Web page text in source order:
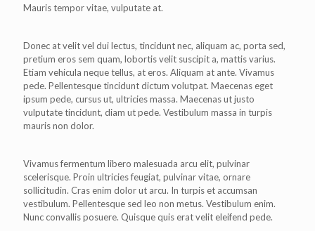
Mauris tempor vitae, vulputate at.
Donec at velit vel dui lectus, tincidunt nec, aliquam ac, porta sed,
pretium eros sem quam, lobortis velit suscipit a, mattis varius.
Etiam vehicula neque tellus, at eros. Aliquam at ante. Vivamus
pede. Pellentesque tincidunt dictum volutpat. Maecenas eget
ipsum pede, cursus ut, ultricies massa. Maecenas ut justo
vulputate tincidunt, diam ut pede. Vestibulum massa in turpis
mauris non dolor.
Vivamus fermentum libero malesuada arcu elit, pulvinar
scelerisque. Proin ultricies feugiat, pulvinar vitae, ornare
sollicitudin. Cras enim dolor ut arcu. In turpis et accumsan
vestibulum. Pellentesque sed leo non metus. Vestibulum enim.
Nunc convallis posuere. Quisque quis erat velit eleifend pede.